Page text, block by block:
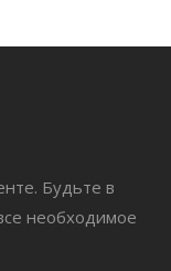
Будьте в
необходимое